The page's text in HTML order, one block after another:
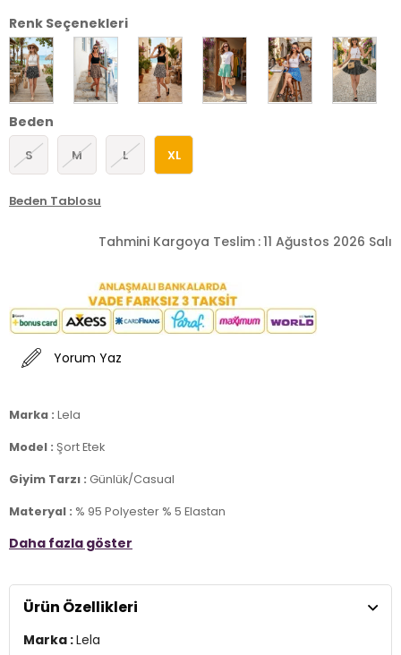
Renk Seçenekleri
Beden
S M L XL
Beden Tablosu
Tahmini Kargoya Teslim :11 Ağustos 2026 Salı
Yorum Yaz
Marka : Lela
Model : Şort Etek
Giyim Tarzı : Günlük/Casual
Materyal : % 95 Polyester % 5 Elastan
Detay :
Manken Ölçüsü :Boy : 1.75 cm / Göğüs : 85 cm / Bel : 65 cm /
Daha fazla göster
Ürün Özellikleri
Marka :Lela